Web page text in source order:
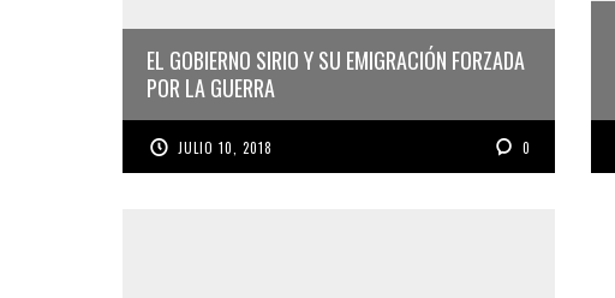
EL GOBIERNO SIRIO Y SU EMIGRACIÓN FORZADA
POR LA GUERRA
JULIO 10, 2018 0